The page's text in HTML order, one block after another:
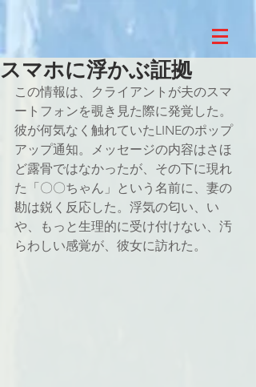
スマホに浮かぶ証拠
この情報は、クライアントが夫のスマ
ートフォンを覗き見た際に発覚した。
彼が何気なく触れていたLINEのポップ
アップ通知。メッセージの内容はさほ
ど露骨ではなかったが、その下に現れ
た「〇〇ちゃん」という名前に、妻の
勘は鋭く反応した。浮気の匂い、い
や、もっと生理的に受け付けない、汚
らわしい感覚が、彼女に訪れた。